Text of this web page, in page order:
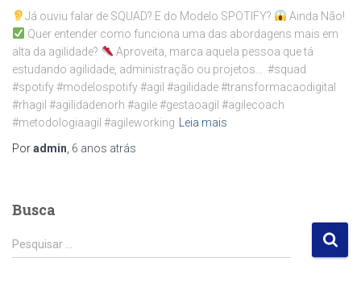
Já ouviu falar de SQUAD? E do Modelo SPOTIFY?
Ainda Não!
Quer entender como funciona uma das abordagens mais em
alta da agilidade?
Aproveita, marca aquela pessoa que tá
estudando agilidade, administração ou projetos… #squad
#spotify #modelospotify #agil #agilidade #transformacaodigital
#rhagil #agilidadenorh #agile #gestaoagil #agilecoach
#metodologiaagil #agileworking
Leia mais
Poradmin 6 anos atrás
Busca
P
e
Pesquisar …